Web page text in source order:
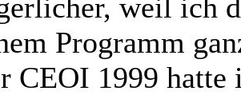
weil ich
Programm
CEOI 1999 hatte